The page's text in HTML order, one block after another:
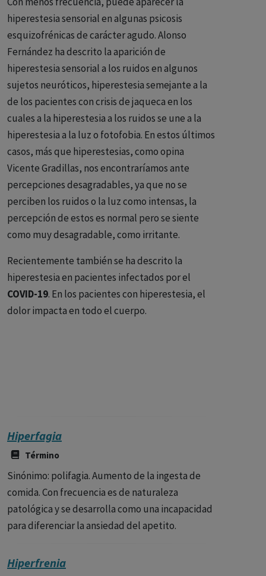
hiperestesia sensorial en algunas psicosis
esquizofrénicas de carácter agudo. Alonso
Fernández ha descrito la aparición de
hiperestesia sensorial a los ruidos en algunos
sujetos neuróticos, hiperestesia semejante a la
de los pacientes con crisis de jaqueca en los
cuales a la hiperestesia a los ruidos se une a la
hiperestesia a la luz o fotofobia. En estos últimos
casos, más que hiperestesias, como opina
Vicente Gradillas, nos encontraríamos ante
percepciones desagradables, ya que no se
perciben los ruidos o la luz como intensas, la
percepción de estos es normal pero se siente
como muy desagradable, como irritante.
Recientemente también se ha descrito la
hiperestesia en pacientes infectados por el
COVID-19. En los pacientes con hiperestesia, el
dolor impacta en todo el cuerpo.
Hiperfagia
Término
Sinónimo: polifagia. Aumento de la ingesta de
comida. Con frecuencia es de naturaleza
patológica y se desarrolla como una incapacidad
para diferenciar la ansiedad del apetito.
Hiperfrenia